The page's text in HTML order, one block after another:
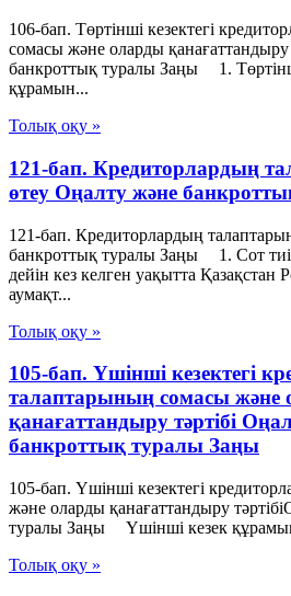
106-бап. Төртінші кезектегі
сомасы және оларды қанағаттандыру
банкроттық туралы Заңы 1.
құрамын...
Толық оқу »
121-бап. Кредиторлардың
өтеу Оңалту және
121-бап. Кредиторлардың
банкроттық туралы Заңы 1. Сот
дейiн кез келген уақытта
аумақт...
Толық оқу »
105-бап. Үшінші кезектегі
талаптарының сомасы және
қанағаттандыру тәртібі
банкроттық туралы Заңы
105-бап. Үшінші кезектегі
және оларды қанағаттандыру
туралы Заңы Үшінші кезек құрамына
Толық оқу »